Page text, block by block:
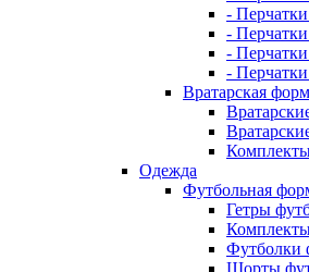
- Перчатки
-
-
-
Вратарская
Одежда
Футбольная
Гетры
Футболки
Шорты